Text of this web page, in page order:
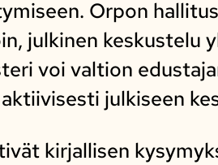
Orpon
julkinen keskustelu
voi valtion
julkiseen
kirjallisen